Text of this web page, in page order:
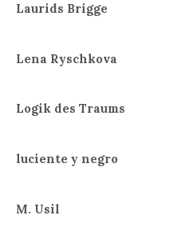
Laurids Brigge
Lena Ryschkova
Logik des Traums
luciente y negro
M. Usil